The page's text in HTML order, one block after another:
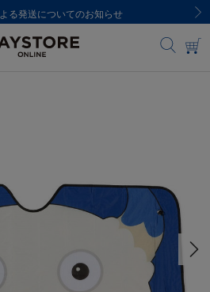
る発送についてのお知らせ